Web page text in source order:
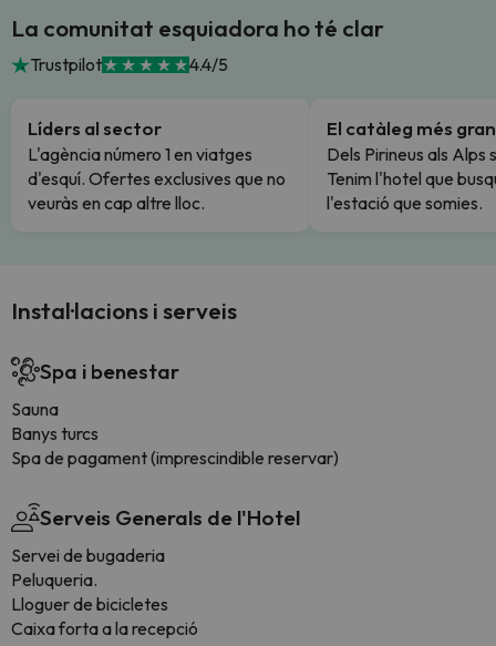
La comunitat esquiadora ho té clar
Trustpilot 4.4/5
Líders al sector
L'agència número 1 en viatges
d'esquí. Ofertes exclusives que no
veuràs en cap altre lloc.
El catàleg més gran
Dels Pirineus als Alps
Tenim l'hotel que
l'estació que somies.
Instal·lacions i serveis
Spa i benestar
Sauna
Banys turcs
Spa de pagament (imprescindible reservar)
Serveis Generals de l'Hotel
Servei de bugaderia
Peluqueria.
Lloguer de bicicletes
Caixa forta a la recepció